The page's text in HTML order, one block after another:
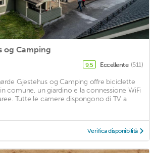
og Camping
9,5 Eccellente (511)
Gjestehus og Camping offre biciclette
comune, un giardino e la connessione WiFi
Tutte le camere dispongono di TV a
Verifica disponibilità